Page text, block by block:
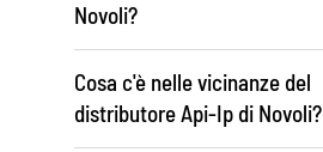
Novoli?
Cosa c'è nelle vicinanze del
distributore Api-Ip di Novoli?